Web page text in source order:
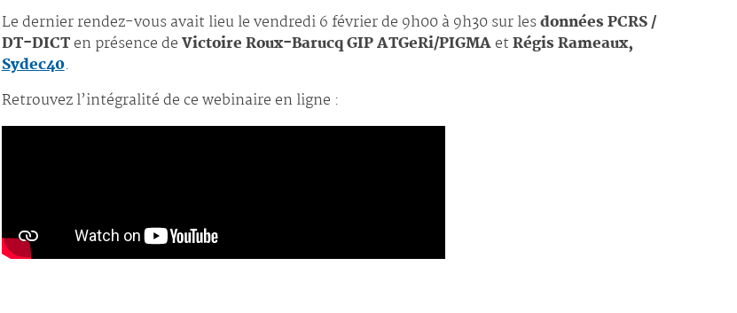
Le dernier rendez-vous avait lieu le vendredi 6 février de 9h00 à 9h30 sur lesdonnées PCRS /
DT-DICTen présence deVictoire Roux-Barucq GIP ATGeRi/PIGMAetRégis Rameaux,
Sydec40.
Retrouvez l’intégralité de ce webinaire en ligne :